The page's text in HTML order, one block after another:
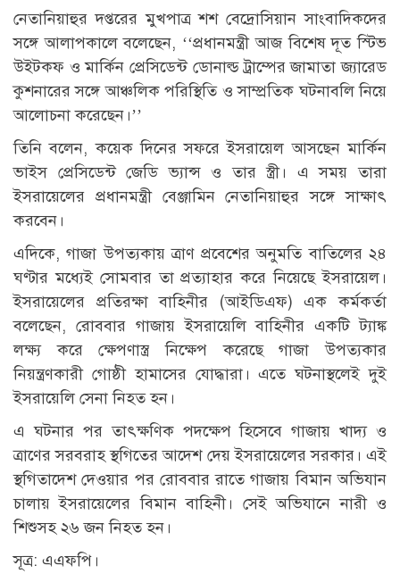
নেতানিয়াহুর দপ্তরের মুখপাত্র শশ বেদ্রোসিয়ান সাংবাদিকদের
সঙ্গে আলাপকালে বলেছেন, ‘‘প্রধানমন্ত্রী আজ বিশেষ দূত স্টিভ
উইটকফ ও মার্কিন প্রেসিডেন্ট ডোনাল্ড ট্রাম্পের জামাতা জ্যারেড
কুশনারের সঙ্গে আঞ্চলিক পরিস্থিতি ও সাম্প্রতিক ঘটনাবলি নিয়ে
আলোচনা করেছেন।’’
তিনি বলেন, কয়েক দিনের সফরে ইসরায়েল আসছেন মার্কিন
ভাইস প্রেসিডেন্ট জেডি ভ্যান্স ও তার স্ত্রী। এ সময় তারা
ইসরায়েলের প্রধানমন্ত্রী বেঞ্জামিন নেতানিয়াহুর সঙ্গে সাক্ষাৎ
করবেন।
এদিকে, গাজা উপত্যকায় ত্রাণ প্রবেশের অনুমতি বাতিলের ২৪
ঘণ্টার মধ্যেই সোমবার তা প্রত্যাহার করে নিয়েছে ইসরায়েল।
ইসরায়েলের প্রতিরক্ষা বাহিনীর (আইডিএফ) এক কর্মকর্তা
বলেছেন, রোববার গাজায় ইসরায়েলি বাহিনীর একটি ট্যাঙ্ক
লক্ষ্য করে ক্ষেপণাস্ত্র নিক্ষেপ করেছে গাজা উপত্যকার
নিয়ন্ত্রণকারী গোষ্ঠী হামাসের যোদ্ধারা। এতে ঘটনাস্থলেই দুই
ইসরায়েলি সেনা নিহত হন।
এ ঘটনার পর তাৎক্ষণিক পদক্ষেপ হিসেবে গাজায় খাদ্য ও
ত্রাণের সরবরাহ স্থগিতের আদেশ দেয় ইসরায়েলের সরকার। এই
স্থগিতাদেশ দেওয়ার পর রোববার রাতে গাজায় বিমান অভিযান
চালায় ইসরায়েলের বিমান বাহিনী। সেই অভিযানে নারী ও
শিশুসহ ২৬ জন নিহত হন।
সূত্র: এএফপি।